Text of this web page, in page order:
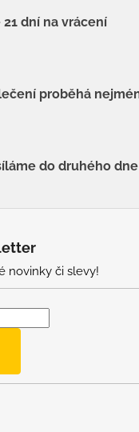
21 dní na vrácení
proběhá
do druhého dne
novinky či slevy!